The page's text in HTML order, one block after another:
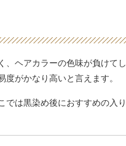
、ヘアカラーの色味が負けてし
がかなり高いと言えます。
では黒染め後におすすめの入り